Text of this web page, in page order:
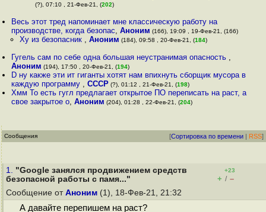
(?), 07:10 , 21-Фев-21, (202)
Весь этот тред напоминает мне классическую работу на
производстве, когда безопас,Аноним (166), 19:09 , 19-Фев-21, (166)
Ху из безопасник , Аноним (184), 09:58 , 20-Фев-21, (184)
Гугель сам по себе одна большая неустранимая опасность ,
Аноним (194), 17:50 , 20-Фев-21, (194)
D ну какже эти ит гиганты хотят нам впихнуть сборщик мусора в
каждую программу ,СССР (?), 01:12 , 21-Фев-21, (198)
Хмм То есть гугл предлагает открытое ПО переписать на раст, а
свое закрытое о,Аноним (204), 01:28 , 22-Фев-21, (204)
Сообщения [Сортировка по времени | RSS]
1. "Google занялся продвижением средств
безопасной работы с памя..."
+23
+ / –
Сообщение от Аноним (1), 18-Фев-21, 21:32
А давайте перепишем на раст?